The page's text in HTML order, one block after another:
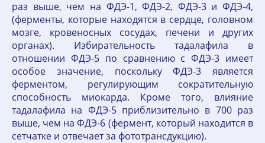
раз выше, чем на ФДЭ-1, ФДЭ-2, ФДЭ-3 и ФДЭ-4,
(ферменты, которые находятся в сердце, головном
мозге, кровеносных сосудах, печени и других
органах). Избирательность тадалафила в
отношении ФДЭ-5 по сравнению с ФДЭ-3 имеет
особое значение, поскольку ФДЭ-3 является
ферментом, регулирующим сократительную
способность миокарда. Кроме того, влияние
тадалафила на ФДЭ-5 приблизительно в 700 раз
выше, чем на ФДЭ-6 (фермент, который находится в
сетчатке и отвечает за фототрансдукцию).